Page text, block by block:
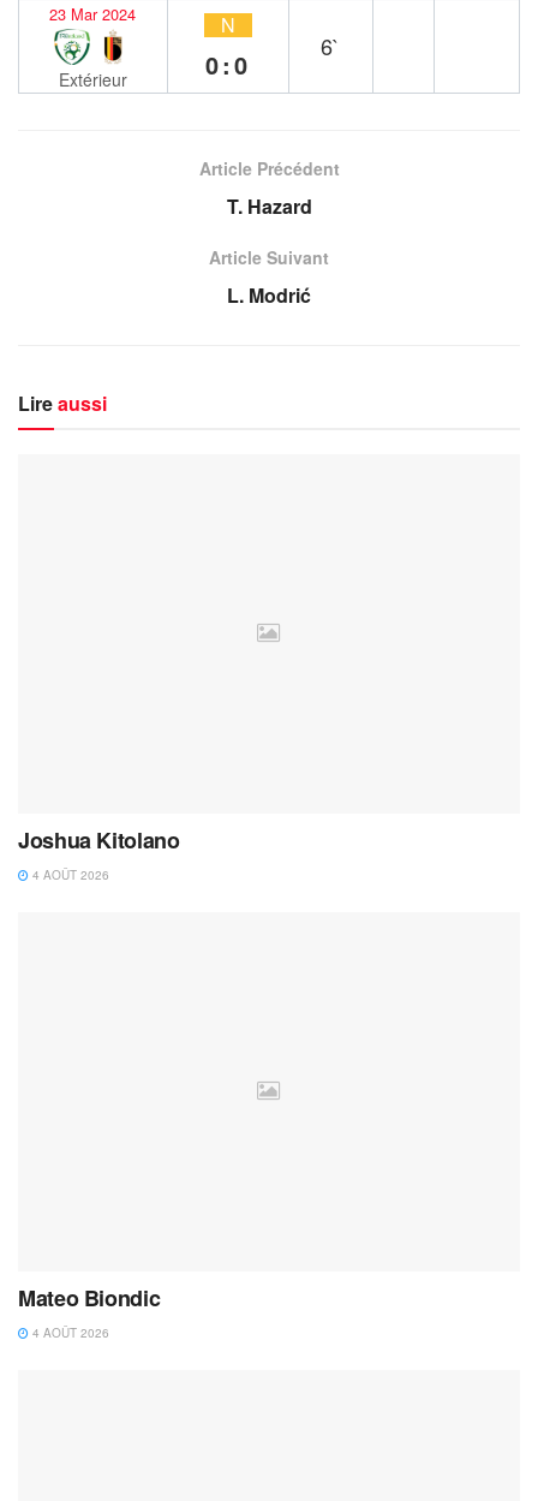
23 Mar 2024
Extérieur
N
0:0
6`
Article Précédent
T. Hazard
Article Suivant
L. Modrić
Lireaussi
Joshua Kitolano
4 AOÛT 2026
Mateo Biondic
4 AOÛT 2026